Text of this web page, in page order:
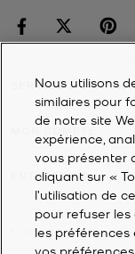
SERVICE À LA
ENTREPRISE
2026Michael Kors
Nous utilisons
similaires pour
de notre site
expérience,
vous présenter
cliquant sur «
l’utilisation de
pour refuser
les préférences
vos